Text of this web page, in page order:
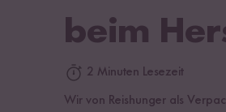
beim
2 Minuten Lesezeit
Wir von Reishunger als